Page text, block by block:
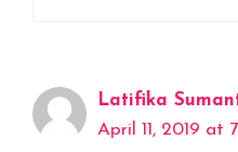
Latifika
April 11, 2019 at